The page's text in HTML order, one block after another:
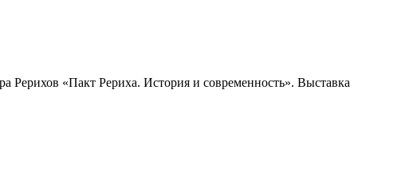
Рерихов «Пакт Рериха. История и современность». Выставка